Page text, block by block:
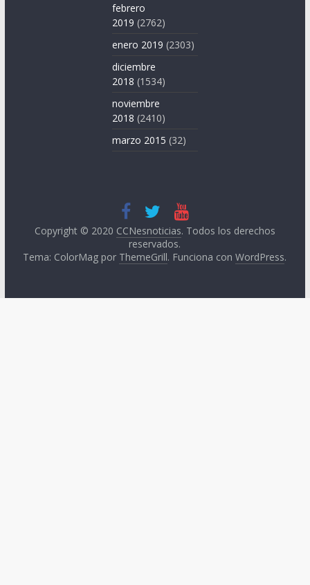
febrero
2019 (2762)
enero 2019 (2303)
diciembre
2018 (1534)
noviembre
2018 (2410)
marzo 2015 (32)
Copyright © 2020 CCNesnoticias. Todos los derechos
reservados.
Tema: ColorMag por ThemeGrill. Funciona conWordPress.